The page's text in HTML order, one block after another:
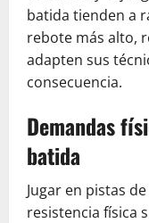
batida tienden a
rebote más alto,
adapten sus
consecuencia.
Demandas
batida
Jugar en pistas
resistencia física